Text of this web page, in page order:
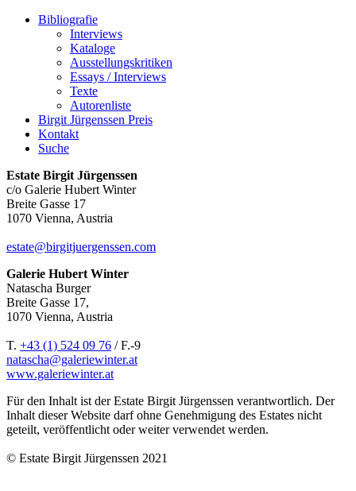
Bibliografie
Interviews
Kataloge
Ausstellungskritiken
Essays / Interviews
Texte
Autorenliste
Birgit Jürgenssen Preis
Kontakt
Suche
Estate Birgit Jürgenssen
c/o Galerie Hubert Winter
Breite Gasse 17
1070 Vienna, Austria
estate@birgitjuergenssen.com
Galerie Hubert Winter
Natascha Burger
Breite Gasse 17,
1070 Vienna, Austria
T. +43 (1) 524 09 76 / F.-9
natascha@galeriewinter.at
www.galeriewinter.at
Für den Inhalt ist der Estate Birgit Jürgenssen verantwortlich. Der
Inhalt dieser Website darf ohne Genehmigung des Estates nicht
geteilt, veröffentlicht oder weiter verwendet werden.
© Estate Birgit Jürgenssen 2021